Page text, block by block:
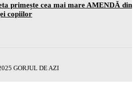
primește cea mai mare AMENDĂ din
copiilor
GORJUL DE AZI